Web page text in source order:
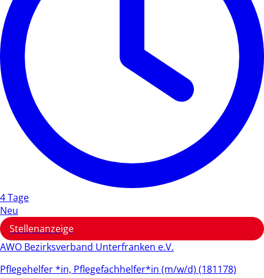
4 Tage
Neu
Stellenanzeige
AWO Bezirksverband Unterfranken e.V.
Pflegehelfer *in, Pflegefachhelfer*in (m/w/d) (181178)